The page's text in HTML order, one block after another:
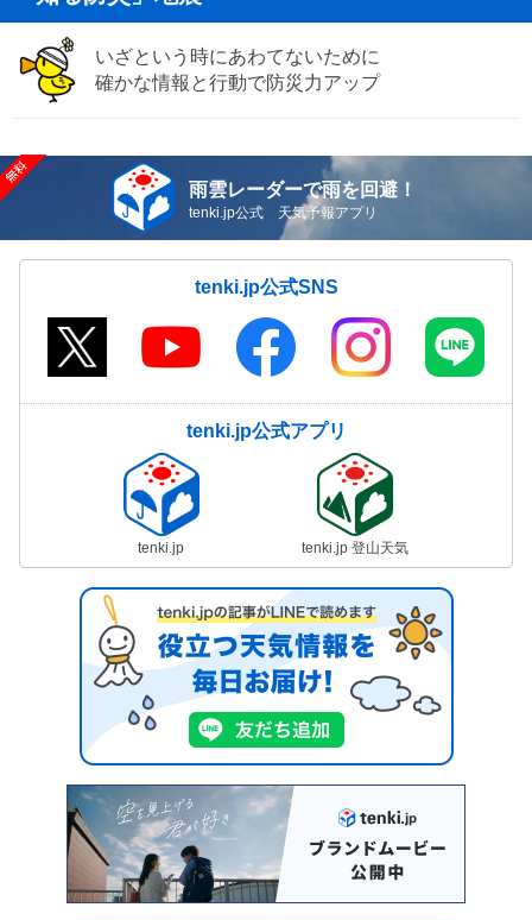
いざという時にあわてないために
確かな情報と行動で防災力アップ
雨雲レーダーで雨を回避！
tenki.jp公式 天気予報アプリ
tenki.jp公式SNS
tenki.jp公式アプリ
tenki.jp tenki.jp 登山天気